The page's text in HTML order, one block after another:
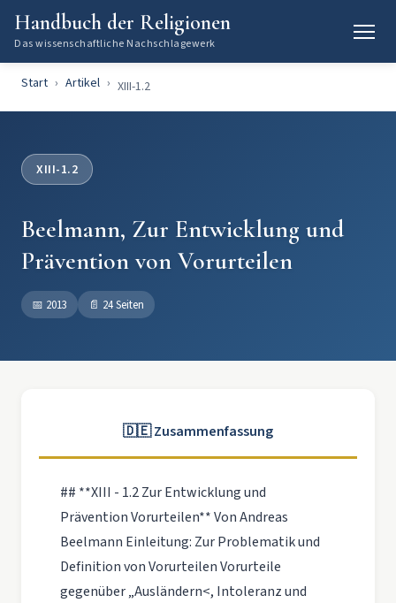
Handbuch der Religionen
Das wissenschaftliche Nachschlagewerk
Start Artikel XIII-1.2
XIII-1.2
Beelmann, Zur Entwicklung und
Prävention von Vorurteilen
📅 2013 📄 24 Seiten
🇩🇪 Zusammenfassung
## **XIII - 1.2 Zur Entwicklung und
Prävention Vorurteilen** Von Andreas
Beelmann Einleitung: Zur Problematik und
Definition von Vorurteilen Vorurteile
gegenüber „Ausländern<, Intoleranz und